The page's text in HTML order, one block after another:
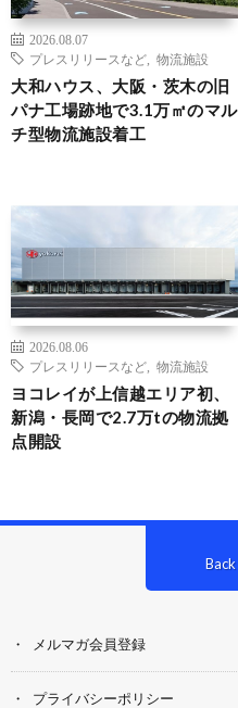
2026.08.07
プレスリリースなど
物流施設
大和ハウス、大阪・茨木の旧
パナ工場跡地で3.1万㎡のマル
チ型物流施設着工
2026.08.06
プレスリリースなど
物流施設
ヨコレイが上信越エリア初、
新潟・長岡で2.7万tの物流拠
点開設
メルマガ会員登録
プライバシーポリシー